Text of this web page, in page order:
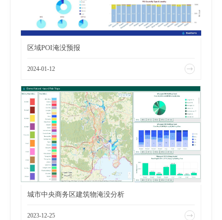
区域POI淹没预报
2024-01-12
城市中央商务区建筑物淹没分析
2023-12-25